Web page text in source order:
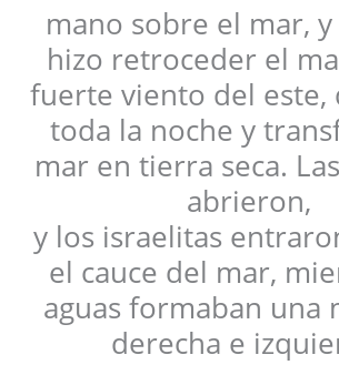
mano sobre el mar,
hizo retroceder el
fuerte viento del este,
toda la noche y
mar en tierra seca.
abrieron,
y los israelitas
el cauce del mar,
aguas formaban una
derecha e